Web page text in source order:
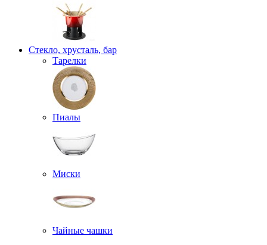
Стекло, хрусталь, бар
Тарелки
Пиалы
Миски
Чайные чашки